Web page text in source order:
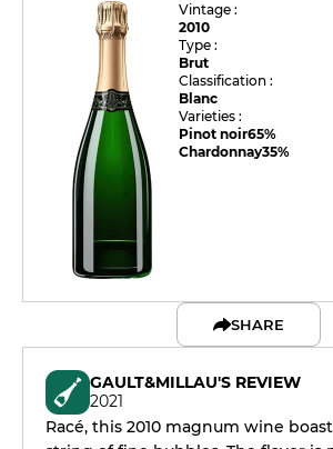
Vintage :
2010
Type :
Brut
Classification :
Blanc
Varieties :
Pinot noir65%
Chardonnay35%
SHARE
GAULT&MILLAU'S REVIEW
2021
Racé, this 2010 magnum wine